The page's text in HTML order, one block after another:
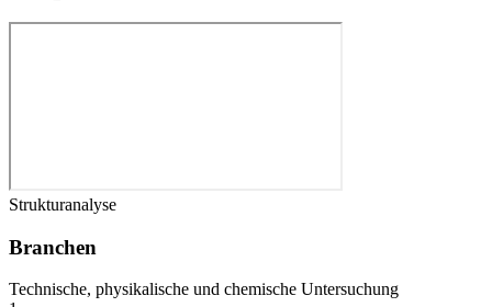
Strukturanalyse
Branchen
Technische, physikalische und chemische Untersuchung